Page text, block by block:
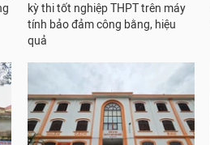
kỳ thi tốt nghiệp THPT trên máy
tính bảo đảm công bằng, hiệu
quả